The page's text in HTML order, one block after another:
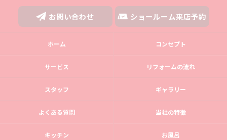
お問い合わせ ショールーム来店予約
ホーム コンセプト
サービス リフォームの流れ
スタッフ ギャラリー
よくある質問 当社の特徴
キッチン お風呂